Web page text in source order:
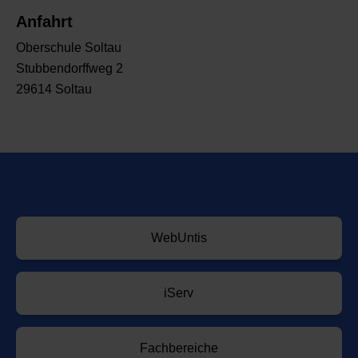
Anfahrt
Oberschule Soltau
Stubbendorffweg 2
29614 Soltau
WebUntis
iServ
Fachbereiche